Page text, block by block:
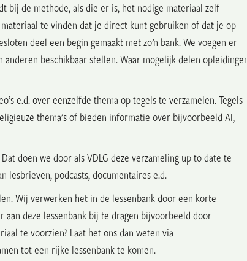
bij de methode, als die er is, het nodige materiaal zelf
te vinden dat je direct kunt gebruiken of dat je op
deel een begin gemaakt met zo’n bank. We voegen er
beschikbaar stellen. Waar mogelijk delen
e.d. over eenzelfde thema op tegels te verzamelen. Tegels
thema’s of bieden informatie over bijvoorbeeld AI,
doen we door als VDLG deze verzameling up to date te
lesbrieven, podcasts, documentaires e.d.
Wij verwerken het in de lessenbank door een korte
deze lessenbank bij te dragen bijvoorbeeld door
te voorzien? Laat het ons dan weten via
tot een rijke lessenbank te komen.